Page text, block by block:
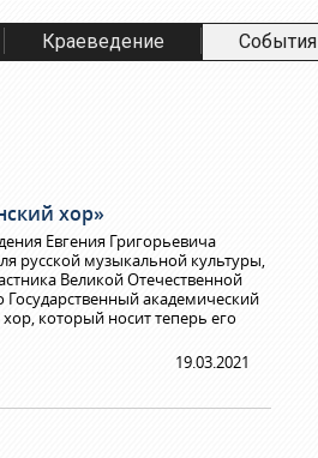
Краеведение События
хор»
Евгения Григорьевича
русской музыкальной культуры,
Великой Отечественной
Государственный академический
который носит теперь его
19.03.2021